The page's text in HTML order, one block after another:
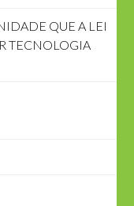
QUE A LEI
TECNOLOGIA